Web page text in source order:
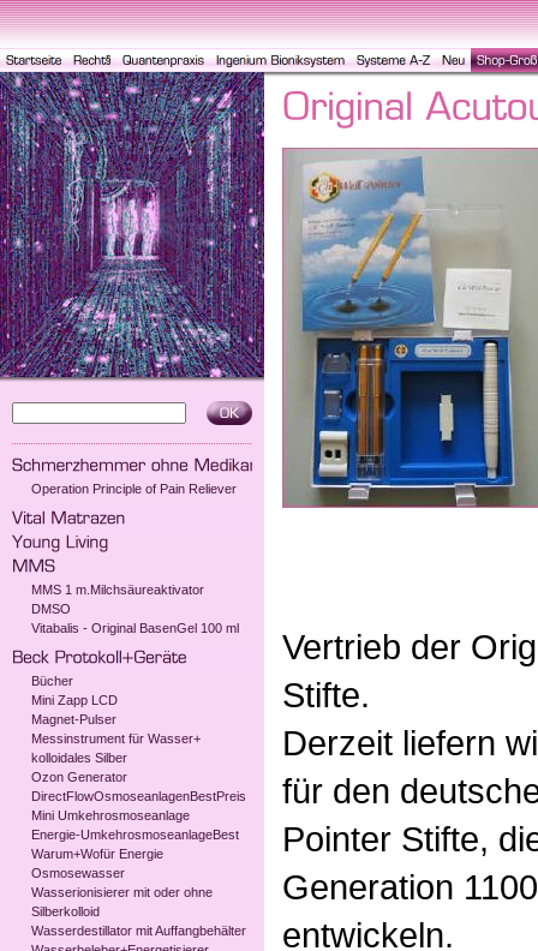
Operation Principle of Pain Reliever
MMS 1 m.Milchsäureaktivator
DMSO
Vitabalis - Original BasenGel 100 ml
Bücher
Mini Zapp LCD
Magnet-Pulser
Messinstrument für Wasser+
kolloidales Silber
Ozon Generator
DirectFlowOsmoseanlagenBestPreis
Mini Umkehrosmoseanlage
Energie-UmkehrosmoseanlageBest
Warum+Wofür Energie
Osmosewasser
Wasserionisierer mit oder ohne
Silberkolloid
Wasserdestillator mit Auffangbehälter
Vertrieb der
Stifte.
Derzeit liefern
für den
Pointer Stifte,
Generation
entwickeln.